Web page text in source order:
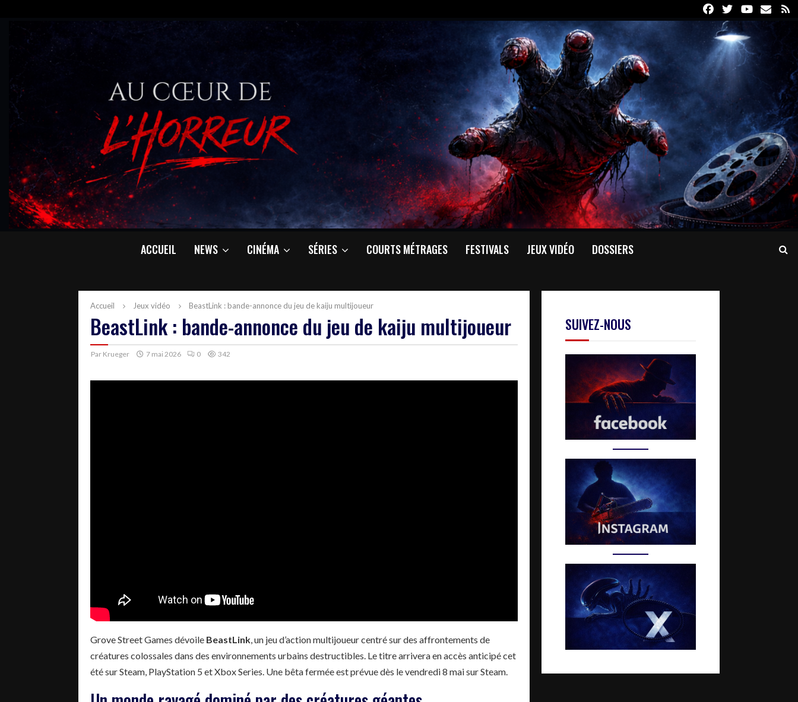
FacebookTwitterYoutube
Email
ACCUEIL NEWS CINÉMA SÉRIES COURTS MÉTRAGES FESTIVALS JEUX VIDÉO DOSSIERS
Accueil Jeux vidéo BeastLink : bande-annonce du jeu de kaiju multijoueur
BeastLink : bande-annonce du jeu de kaiju multijoueur
Par Krueger 7 mai 2026 0 342
Grove Street Games dévoile BeastLink , un jeu d’action multijoueur centré sur des affrontements de
créatures colossales dans des environnements urbains destructibles. Le titre arrivera en accès anticipé cet
été sur Steam, PlayStation 5 et Xbox Series. Une bêta fermée est prévue dès le vendredi 8 mai sur Steam.
SUIVEZ-NOUS